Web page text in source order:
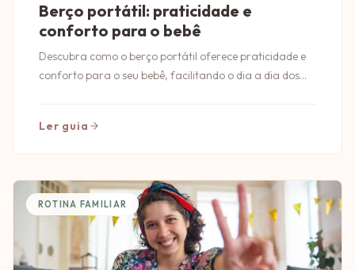
Berço portátil: praticidade e
conforto para o bebê
Descubra como o berço portátil oferece praticidade e
conforto para o seu bebê, facilitando o dia a dia dos
Ler guia
ROTINA FAMILIAR